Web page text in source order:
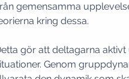
gemensamma
gör att deltagarna
Genom